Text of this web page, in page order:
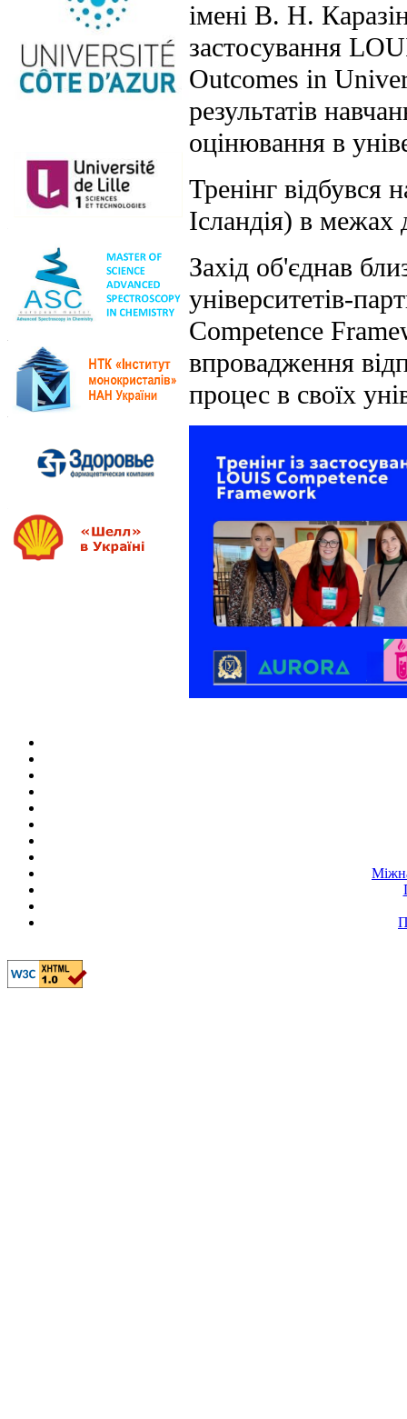
імені В. Н.
застосування
Outcomes in
результатів
оцінювання в
Тренінг відбувся
Ісландія) в
Захід об'єднав
університетів-
Competence
впровадження
процес в своїх